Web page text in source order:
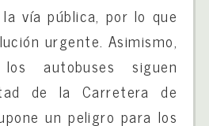
vía pública, por lo que
urgente. Asimismo,
autobuses siguen
de la Carretera de
un peligro para los